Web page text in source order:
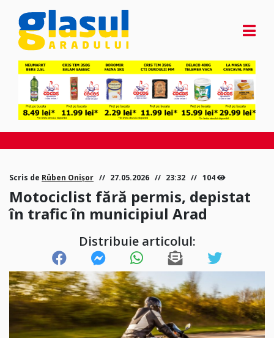
Scris de Rüben Onișor 27.05.2026 23:32 104
Motociclist fără permis, depistat
în trafic în municipiul Arad
Distribuie articolul: